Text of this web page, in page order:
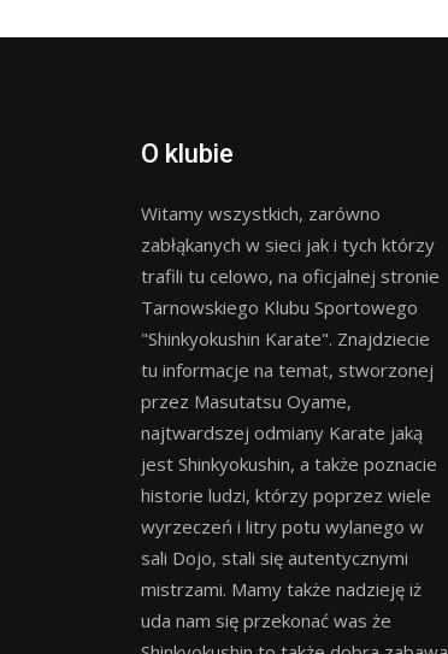
O klubie
Witamy wszystkich, zarówno
zabłąkanych w sieci jak i tych którzy
trafili tu celowo, na oficjalnej stronie
Tarnowskiego Klubu Sportowego
"Shinkyokushin Karate". Znajdziecie
tu informacje na temat, stworzonej
przez Masutatsu Oyame,
najtwardszej odmiany Karate jaką
jest Shinkyokushin, a także poznacie
historie ludzi, którzy poprzez wiele
wyrzeczeń i litry potu wylanego w
sali Dojo, stali się autentycznymi
mistrzami. Mamy także nadzieję iż
uda nam się przekonać was że